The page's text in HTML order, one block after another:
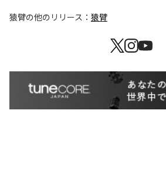
猿臂の他のリリース： 猿臂